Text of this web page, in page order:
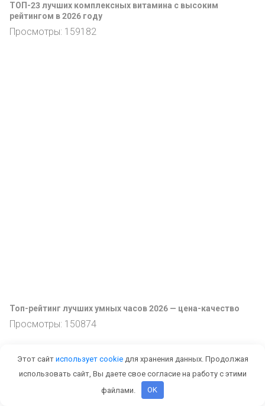
ТОП-23 лучших комплексных витамина с высоким
рейтингом в 2026 году
Просмотры: 159182
Топ-рейтинг лучших умных часов 2026 — цена-качество
Просмотры: 150874
Этот сайт использует cookieдля хранения данных. Продолжая
использовать сайт, Вы даете свое согласие на работу с этими
файлами.
OK